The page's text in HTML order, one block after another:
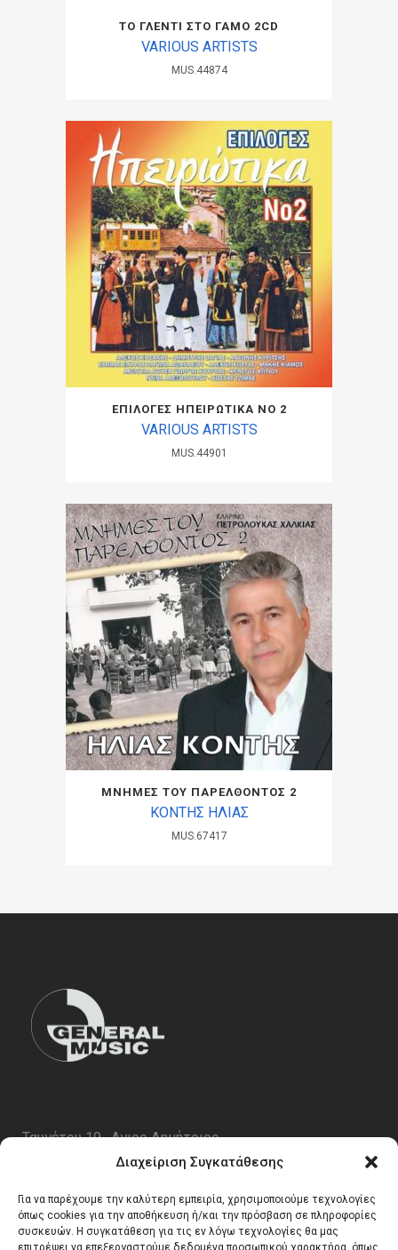
Διαχείριση Συγκατάθεσης
Για να παρέχουμε την καλύτερη εμπειρία, χρησιμοποιούμε τεχνολογίες
όπως cookies για την αποθήκευση ή/και την πρόσβαση σε πληροφορίες
συσκευών. Η συγκατάθεση για τις εν λόγω τεχνολογίες θα μας
επιτρέψει να επεξεργαστούμε δεδομένα προσωπικού χαρακτήρα, όπως
ΤΟ ΓΛΕΝΤΙ ΣΤΟ ΓΑΜΟ 2CD
VARIOUS ARTISTS
MUS.44874
ΕΠΙΛΟΓΕΣ ΗΠΕΙΡΩΤΙΚΑ ΝΟ 2
VARIOUS ARTISTS
MUS.44901
ΜΝΗΜΕΣ ΤΟΥ ΠΑΡΕΛΘΟΝΤΟΣ 2
ΚΟΝΤΗΣ ΗΛΙΑΣ
MUS.67417
Ταυγέτου 19 , Αγιος Δημήτριος
email:info@generalmusic.gr